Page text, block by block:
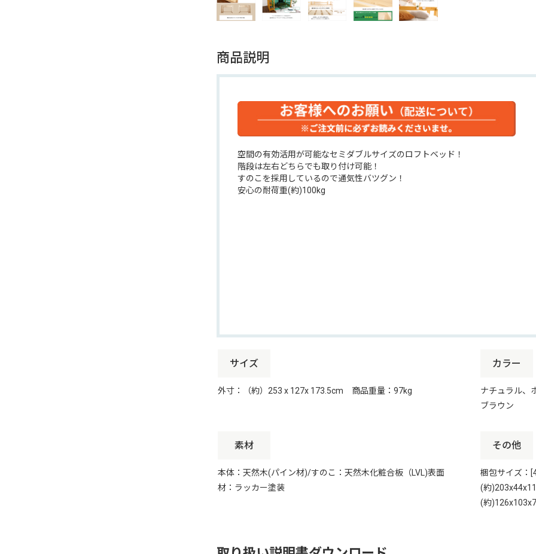
商品説明
空間の有効活用が可能なセミダブルサイズのロフトベッド！
階段は左右どちらでも取り付け可能！
すのこを採用しているので通気性バツグン！
安心の耐荷重(約)100kg
サイズ
外寸：（約）253 x 127x 173.5cm 商品重量：97kg
カラー
ナチュラル、
ブラウン
素材
本体：天然木(パイン材)/すのこ：天然木化粧合板（LVL)表面
材：ラッカー塗装
その他
梱包サイズ：
(約
(約